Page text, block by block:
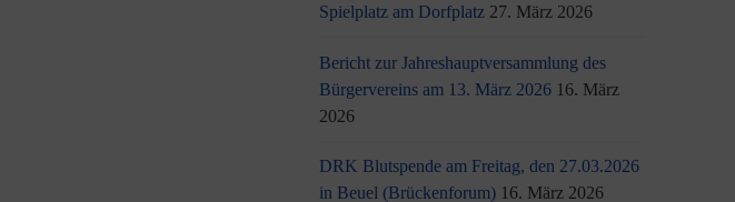
Spielplatz am Dorfplatz 27. März 2026
Bericht zur Jahreshauptversammlung des
Bürgervereins am 13. März 2026 16. März
2026
DRK Blutspende am Freitag, den 27.03.2026
in Beuel (Brückenforum) 16. März 2026